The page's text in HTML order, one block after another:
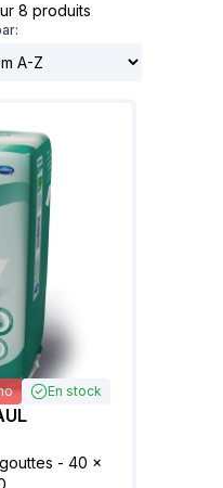
8 produits
En stock
- 40 x